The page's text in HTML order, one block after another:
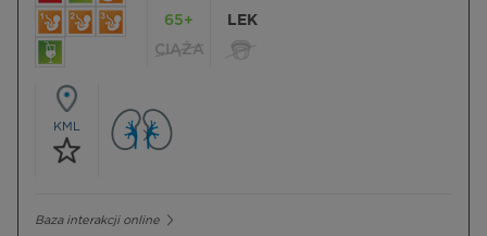
65+
CIĄŻA
LEK
KML
Baza interakcji online